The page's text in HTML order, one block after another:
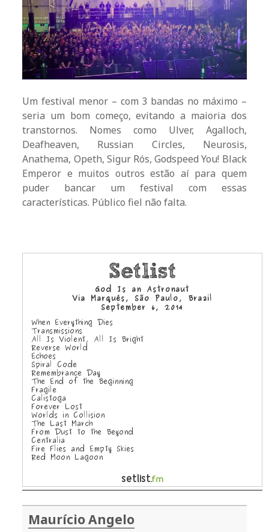
Um festival menor – com 3 bandas no máximo –
seria um bom começo, evitando a maioria dos
transtornos. Nomes como Ulver, Agalloch,
Deafheaven, Russian Circles, Neurosis,
Anathema, Opeth, Sigur Rós, Godspeed You! Black
Emperor e muitos outros estão aí para quem
puder bancar um festival com essas
características. Público fiel não falta.
Maurício Angelo